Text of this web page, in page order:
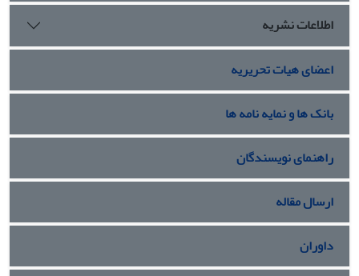
به‌کار گرفته می‌شود.
اطلاعات نشریه
اعضای هیات تحریریه
بانک ها و نمایه نامه ها
راهنمای نویسندگان
ارسال مقاله
داوران